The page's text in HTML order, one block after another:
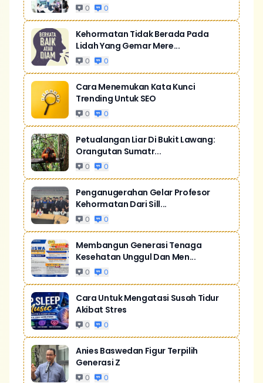
0 0
Kehormatan Tidak Berada Pada
Lidah Yang Gemar Mere...
0 0
Cara Menemukan Kata Kunci
Trending Untuk SEO
0 0
Petualangan Liar Di Bukit Lawang:
Orangutan Sumatr...
0 0
Penganugerahan Gelar Profesor
Kehormatan Dari Sill...
0 0
Membangun Generasi Tenaga
Kesehatan Unggul Dan Men...
0 0
Cara Untuk Mengatasi Susah Tidur
Akibat Stres
0 0
Anies Baswedan Figur Terpilih
Generasi Z
0 0